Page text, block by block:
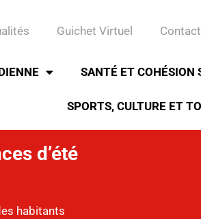
Guichet Virtuel
SANTÉ ET COHÉSION
SPORTS, CULTURE ET
d’été
habitants